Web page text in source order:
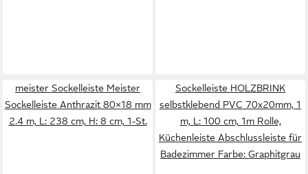
meister Sockelleiste Meister
Sockelleiste Anthrazit 80×18 mm
2.4 m, L: 238 cm, H: 8 cm, 1-St.
Sockelleiste HOLZBRINK
selbstklebend PVC 70x20mm, 1
m, L: 100 cm, 1m Rolle,
Küchenleiste Abschlussleiste für
Badezimmer Farbe: Graphitgrau